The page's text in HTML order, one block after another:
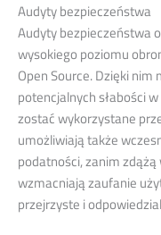
Audyty bezpieczeństwa
Audyty bezpieczeństwa
wysokiego poziomu
Open Source. Dzięki
potencjalnych słabości
zostać wykorzystane
umożliwiają także
podatności, zanim zdążą
wzmacniają zaufanie
przejrzyste i